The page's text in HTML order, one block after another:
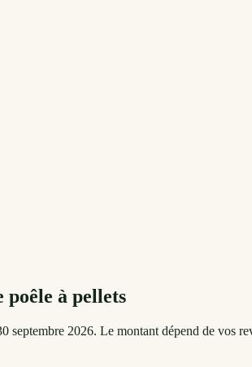
à pellets
2026. Le montant dépend de vos